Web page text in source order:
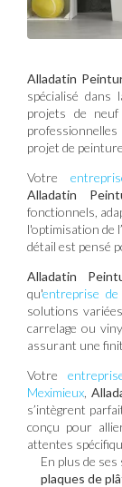
Alladatin
spécialisé
projets de
projet de
Votre
Alladatin
fonctionnels,
l'optimisation de
détail est pensé
Alladatin
qu'entreprise
solutions
carrelage ou
assurant une
Votre
Meximieux ,
s’intègrent
conçu pour
attentes
En plus de ses
plaques de